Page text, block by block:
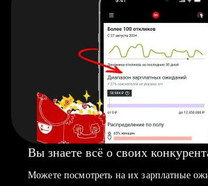
Вы знаете всё о своих
Можете посмотреть на их зарплатные